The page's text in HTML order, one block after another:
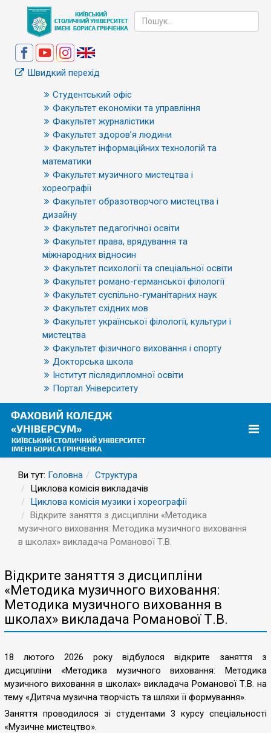
Швидкий перехід
Студентський офіс
Факультет економіки та управління
Факультет журналістики
Факультет здоров’я людини
Факультет інформаційних технологій та
математики
Факультет музичного мистецтва і
хореографії
Факультет образотворчого мистецтва і
дизайну
Факультет педагогічної освіти
Факультет права, врядування та
міжнародних відносин
Факультет психології та спеціальної освіти
Факультет романо-германської філології
Факультет суспільно-гуманітарних наук
Факультет східних мов
Факультет української філології, культури і
мистецтва
Факультет фізичного виховання і спорту
Докторська школа
Інститут післядипломної освіти
Портал Університету
Ви тут: Головна
Структура
Циклова комісія викладачів
Циклова комісія музики і хореографії
Відкрите заняття з дисципліни «Методика
музичного виховання: Методика музичного виховання
в школах» викладача Романової Т.В.
Відкрите заняття з дисципліни
«Методика музичного виховання:
Методика музичного виховання в
школах» викладача Романової Т.В.
18 лютого 2026 року відбулося відкрите заняття з
дисципліни «Методика музичного виховання: Методика
музичного виховання в школах» викладача Романової Т.В. на
тему «Дитяча музична творчість та шляхи її формування».
Заняття проводилося зі студентами 3 курсу спеціальності
«Музичне мистецтво».